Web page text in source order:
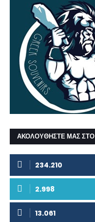
ΑΚΟΛΟΥΘΗΣΤΕ ΜΑΣ ΣΤΟ
234.210
2.998
13.061